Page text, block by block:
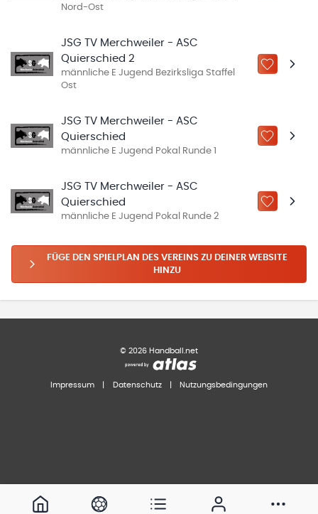
Nord-Ost
JSG TV Merchweiler - ASC
Quierschied 2
männliche E Jugend Bezirksliga Staffel
Ost
ZU „MEINE
JSG TV Merchweiler - ASC
Quierschied
männliche E Jugend Pokal Runde 1
ZU „MEINE
JSG TV Merchweiler - ASC
Quierschied
männliche E Jugend Pokal Runde 2
ZU „MEINE
FÜGE DEN SPIELPLAN DES VEREINS ZU DEINER WEBSITE
HINZU
© 2026 Handball.net
Impressum Datenschutz Nutzungsbedingungen